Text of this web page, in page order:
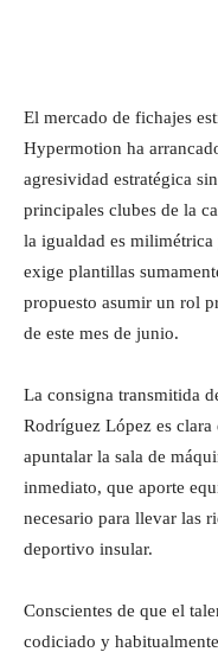
El mercado de fichajes
Hypermotion ha
agresividad estratégica
principales clubes de la
la igualdad es
exige plantillas
propuesto asumir un rol
de este mes de junio.
La consigna transmitida
Rodríguez López es
apuntalar la sala de
inmediato, que aporte
necesario para llevar las
deportivo insular.
Conscientes de que el
codiciado y